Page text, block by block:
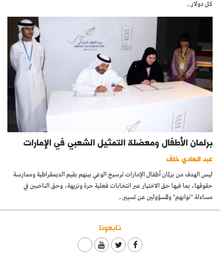
كل دولار...
برلمان الأطفال ومعضلة التمثيل الشعبي في الإمارات
عبد الهادي خلف
ليس الهدف من برلمان أطفال الإمارات ترسيخ الوعي بينهم بقيم الديمقراطية وممارسة
حقوقها، بما فيها حق الاختيار عبر انتخابات فعلية حرة ونزيهة، وحق الناخبين في
مساءلة "نوابهم" والمسؤولين عن تسيير...
تابعونا